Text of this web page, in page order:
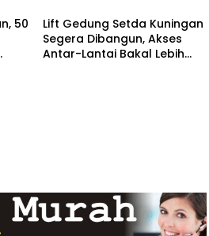
50
Lift Gedung Setda Kuningan
Segera Dibangun, Akses
Antar-Lantai Bakal Lebih